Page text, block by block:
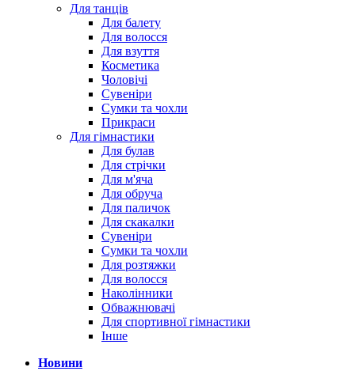
Для танців
Для балету
Для волосся
Для взуття
Косметика
Чоловічі
Сувеніри
Сумки та чохли
Прикраси
Для гімнастики
Для булав
Для стрічки
Для м'яча
Для обруча
Для паличок
Для скакалки
Сувеніри
Сумки та чохли
Для розтяжки
Для волосся
Наколінники
Обважнювачі
Для спортивної гімнастики
Інше
Новини